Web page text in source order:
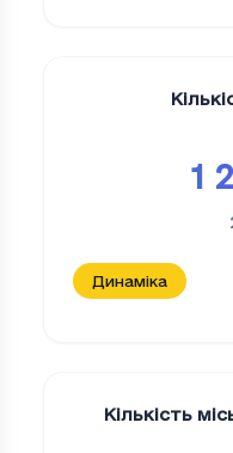
1
Динаміка
Кількість